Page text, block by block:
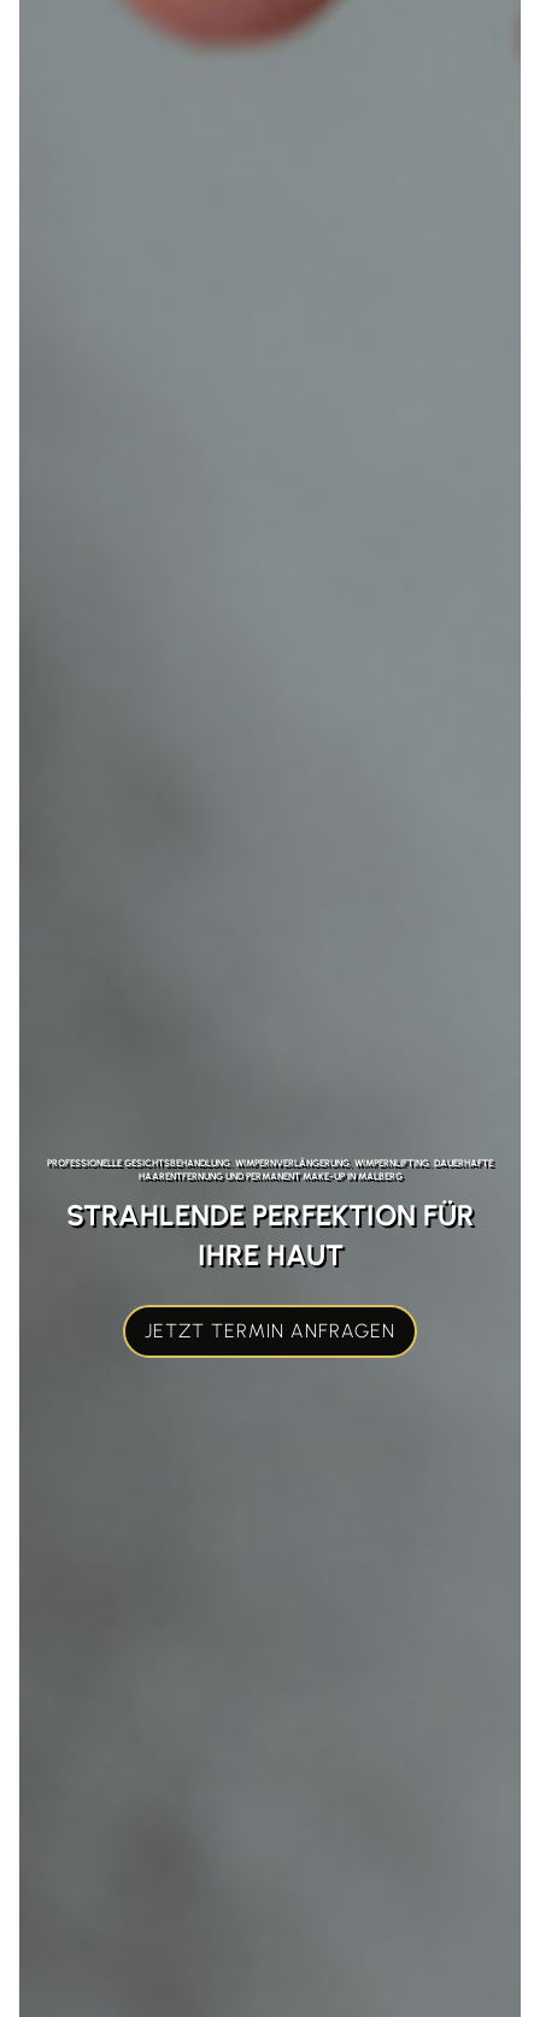
PROFESSIONELLE GESICHTSBEHANDLUNG, WIMPERNVERLÄNGERUNG, WIMPERNLIFTING, DAUERHAFTE
HAARENTFERNUNG UND PERMANENT MAKE-UP IN MALBERG
STRAHLENDE PERFEKTION FÜR
IHRE HAUT
JETZT TERMIN ANFRAGEN